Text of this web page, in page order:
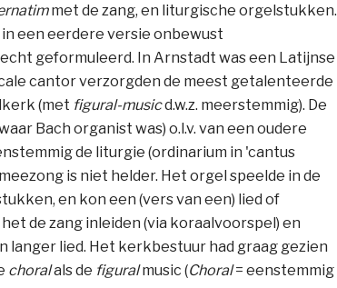
met de zang, en liturgische orgelstukken.
een eerdere versie onbewust
geformuleerd. In Arnstadt was een Latijnse
cantor verzorgden de meest getalenteerde
(met figural-musicd.w.z. meerstemmig). De
Bach organist was) o.l.v. van een oudere
de liturgie (ordinarium in 'cantus
is niet helder. Het orgel speelde in de
en kon een (vers van een) lied of
het de zang in leiden (via koraalvoorspel) en
langer lied. Het kerkbestuur had graag gezien
choralals de figuralmusic (Choral= eenstemmig